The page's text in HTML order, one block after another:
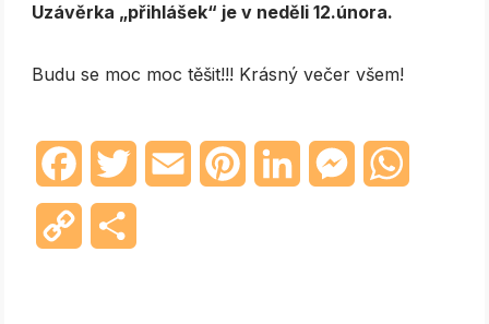
Uzávěrka „přihlášek“ je v neděli 12.února.
Budu se moc moc těšit!!! Krásný večer všem!
FacebookTwitter Email PinterestLinkedInMessenger
Copy